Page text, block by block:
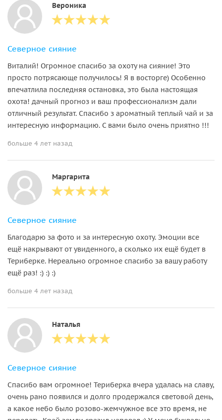
Вероника
Северное сияние
Виталий! Огромное спасибо за охоту на сияние! Это
просто потрясающе получилось! Я в восторге) Особенно
впечатлила последняя остановка, это была настоящая
охота! дачный прогноз и ваш профессионализм дали
отличный результат. Спасибо з ароматный теплый чай и за
интересную информацию. С вами было очень приятно !!!
больше 4 лет назад
Маргарита
Северное сияние
Благодарю за фото и за интересную охоту. Эмоции все
ещё накрывают от увиденного, а сколько их ещё будет в
Териберке. Нереально огромное спасибо за вашу работу
ещё раз! :) :) :)
больше 4 лет назад
Наталья
Северное сияние
Спасибо вам огромное! Териберка вчера удалась на славу,
очень рано появился и долго продержался световой день,
а какое небо было розово-жемчужное все это время, не